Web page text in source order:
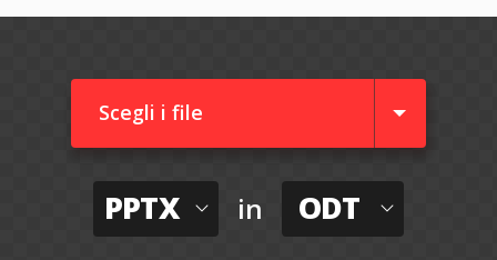
Scegli i file
PPTX in ODT